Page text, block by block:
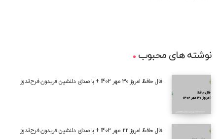
نوشته های محبوب
فال حافظ امروز 30 مهر 1402 + با صدای دلنشین فریدون فرح‌اندوز
فال حافظ امروز 22 مهر 1402 + با صدای دلنشین فریدون فرح‌اندوز